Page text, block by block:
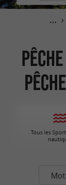
Tous les